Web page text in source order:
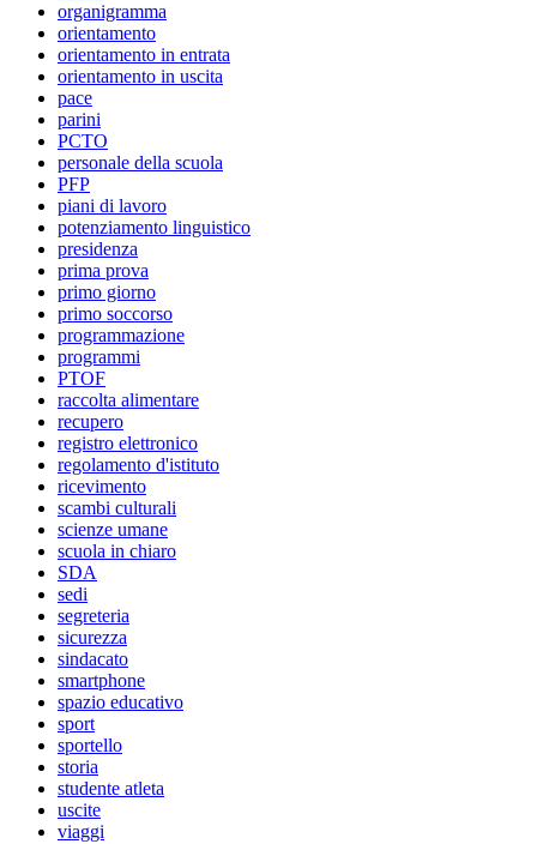
organigramma
orientamento
orientamento in entrata
orientamento in uscita
pace
parini
PCTO
personale della scuola
PFP
piani di lavoro
potenziamento linguistico
presidenza
prima prova
primo giorno
primo soccorso
programmazione
programmi
PTOF
raccolta alimentare
recupero
registro elettronico
regolamento d'istituto
ricevimento
scambi culturali
scienze umane
scuola in chiaro
SDA
sedi
segreteria
sicurezza
sindacato
smartphone
spazio educativo
sport
sportello
storia
studente atleta
uscite
viaggi